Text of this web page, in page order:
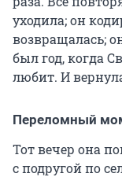
уходила; он
возвращалась;
был год, когда
любит. И
Переломный
Тот вечер она
с подругой по